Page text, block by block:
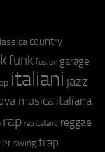
country
funk fusion garage
italiani jazz
musica italiana
rap rap italiano reggae
swing trap